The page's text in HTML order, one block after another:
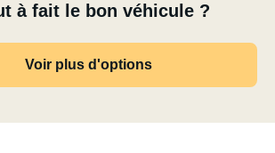
à fait le bon véhicule ?
Voir plus d'options